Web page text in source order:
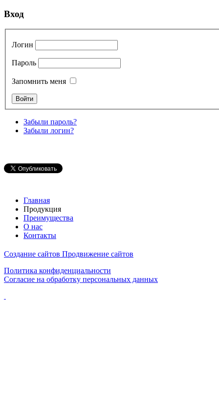
Вход
Логин
Пароль
Запомнить меня
Забыли пароль?
Забыли логин?
Главная
Продукция
Преимущества
О нас
Контакты
Создание сайтов Продвижение сайтов
Политика конфиденциальности
Согласие на обработку персональных данных